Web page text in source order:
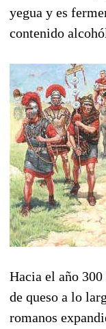
yegua y es
contenido
Hacia el año
de queso a lo
romanos